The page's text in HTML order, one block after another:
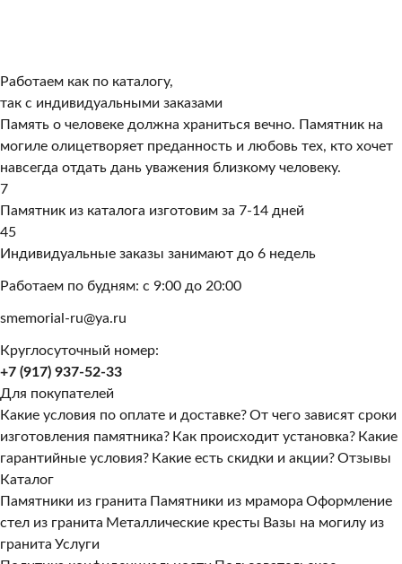
Работаем как по каталогу,
так с индивидуальными заказами
Память о человеке должна храниться вечно. Памятник на
могиле олицетворяет преданность и любовь тех, кто хочет
навсегда отдать дань уважения близкому человеку.
7
Памятник из каталога изготовим за 7-14 дней
45
Индивидуальные заказы занимают до 6 недель
Работаем по будням: с 9:00 до 20:00
smemorial-ru@ya.ru
Круглосуточный номер:
+7 (917) 937-52-33
Для покупателей
Какие условия по оплате и доставке?От чего зависят сроки
изготовления памятника? Как происходит установка? Какие
гарантийные условия? Какие есть скидки и акции?Отзывы
Каталог
Памятники из гранита Памятники из мрамора Оформление
стел из гранита Металлические кресты Вазы на могилу из
гранита Услуги